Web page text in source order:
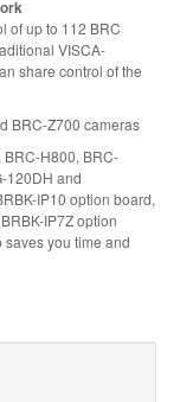
of up to 112 BRC
VISCA-
share control of the
BRC-Z700 cameras
H800, BRC-
120DH and
IP10 option board,
IP7Z option
you time and